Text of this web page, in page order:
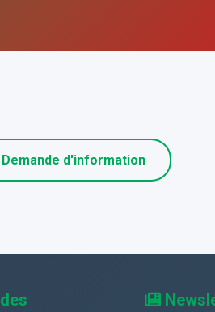
Demande d'information